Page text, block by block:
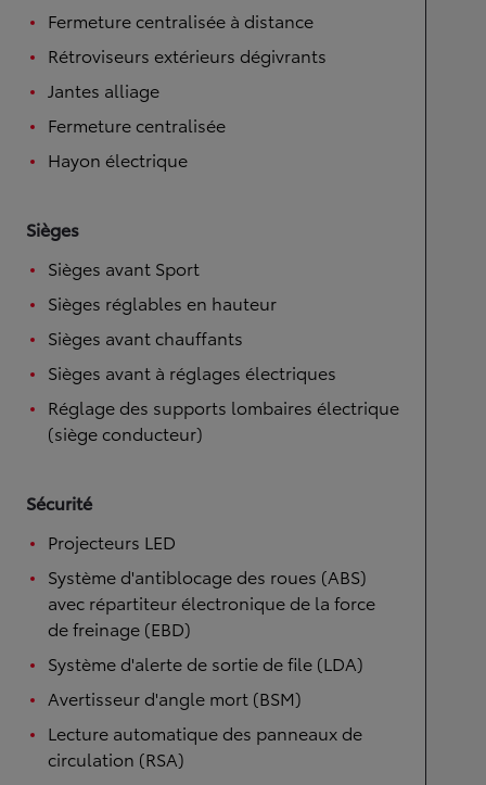
Fermeture centralisée à distance
Rétroviseurs extérieurs dégivrants
Jantes alliage
Fermeture centralisée
Hayon électrique
Sièges
Sièges avant Sport
Sièges réglables en hauteur
Sièges avant chauffants
Sièges avant à réglages électriques
Réglage des supports lombaires électrique
(siège conducteur)
Sécurité
Projecteurs LED
Système d'antiblocage des roues (ABS)
avec répartiteur électronique de la force
de freinage (EBD)
Système d'alerte de sortie de file (LDA)
Avertisseur d'angle mort (BSM)
Lecture automatique des panneaux de
circulation (RSA)